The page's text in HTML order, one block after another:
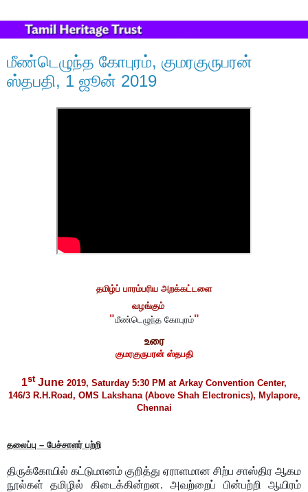
மீண்டெழுந்த கோபுரம், குமரகுருபரன்
ஸ்தபதி, 1 ஜூன் 2019
தமிழ்ப் பாரம்பரிய அறக்கட்டளை
வழங்கும்
"மீண்டெழுந்த கோபுரம்"
உரை
குமரகுருபரன் ஸ்தபதி
1st June 2019, Saturday 5:30 PM at Arkay Convention Center,
146/3 R.H.Road, OMS Lakshana (Above Shah Electronics), Mylapore,
Chennai
தலைப்பு – பேச்சாளர் பற்றி
திருக்கோயில் கட்டுமானம் குறித்து ஏராளமான சிற்ப சாஸ்திர ஆகம
நூல்கள் தமிழில் கிடைக்கின்றன. அவற்றைப் பின்பற்றி ஆயிரம்